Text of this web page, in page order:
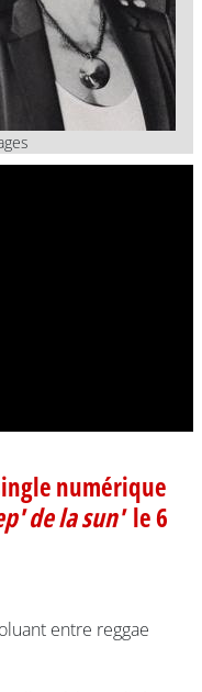
numérique
de la sun'le 6
entre reggae